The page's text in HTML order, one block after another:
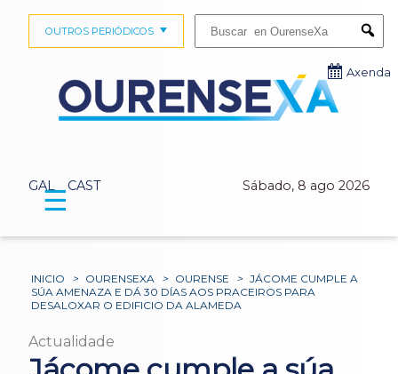
GAL CAST Sábado, 8 ago 2026
OUTROS PERIÓDICOS
Axenda
☰
INICIO > OURENSEXA > OURENSE > JÁCOME CUMPLE A
SÚA AMENAZA E DÁ 30 DÍAS AOS PRACEIROS PARA
DESALOXAR O EDIFICIO DA ALAMEDA
Actualidade